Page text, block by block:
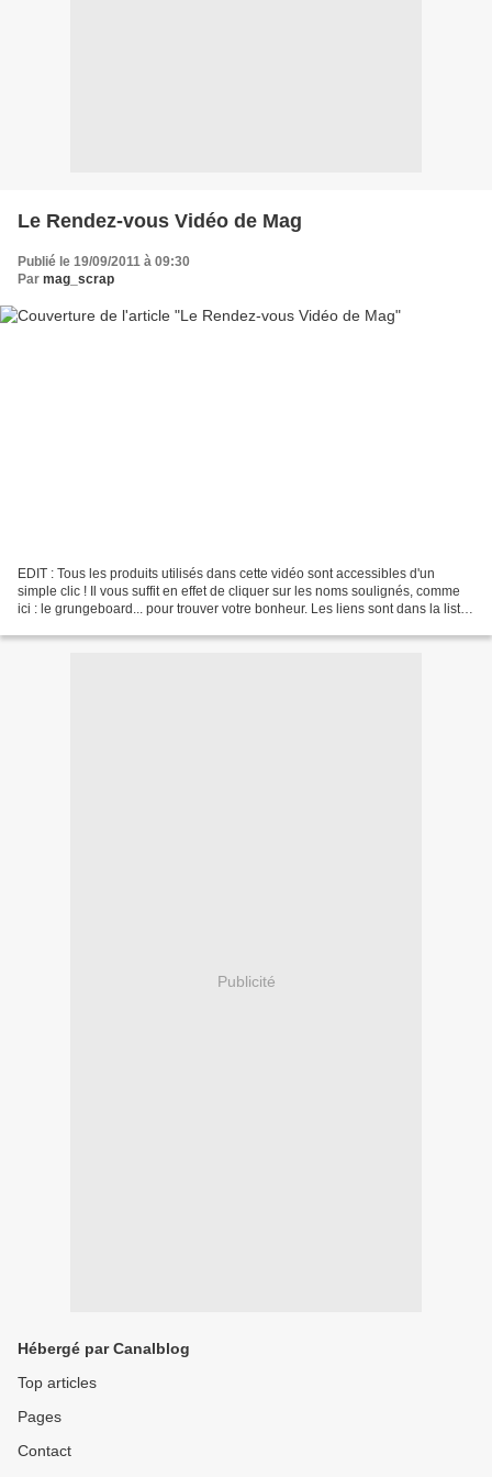
Le Rendez-vous Vidéo de Mag
Publié le 19/09/2011 à 09:30
Par mag_scrap
EDIT : Tous les produits utilisés dans cette vidéo sont accessibles d'un
simple clic ! Il vous suffit en effet de cliquer sur les noms soulignés, comme
ici : le grungeboard... pour trouver votre bonheur. Les liens sont dans la liste
Publicité
Hébergé par Canalblog
Top articles
Pages
Contact